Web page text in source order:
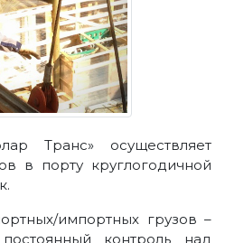
Транс» осуществляет
в порту круглогодичной
импортных грузов –
контроль над